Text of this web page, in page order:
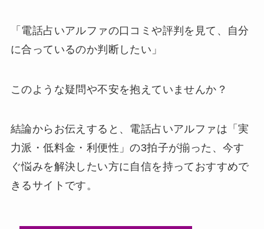
「電話占いアルファの口コミや評判を見て、自分
に合っているのか判断したい」
このような疑問や不安を抱えていませんか？
結論からお伝えすると、電話占いアルファは「実
力派・低料金・利便性」の3拍子が揃った、今す
ぐ悩みを解決したい方に自信を持っておすすめで
きるサイトです。